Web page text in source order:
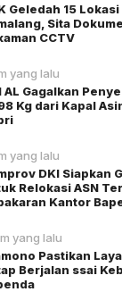
Geledah 15
Sita
CCTV
yang lalu
AL Gagalkan
Kg dari Kapal
yang lalu
DKI Siapkan
Relokasi ASN
Kantor
yang lalu
Pastikan
Berjalan ssai